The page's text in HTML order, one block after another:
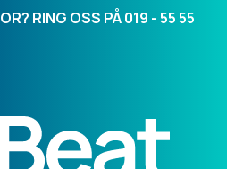
RING OSS PÅ 019 - 55 55